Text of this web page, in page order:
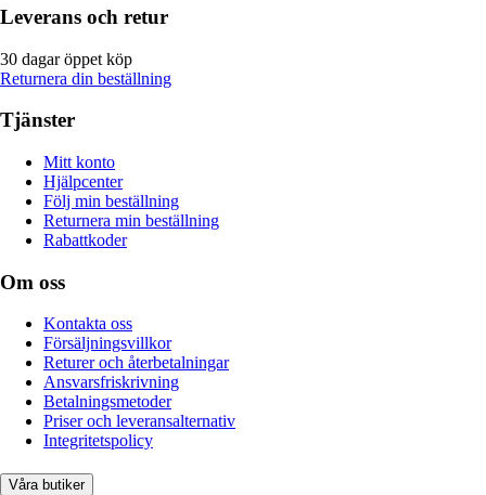
Leverans och retur
30 dagar öppet köp
Returnera din beställning
Tjänster
Mitt konto
Hjälpcenter
Följ min beställning
Returnera min beställning
Rabattkoder
Om oss
Kontakta oss
Försäljningsvillkor
Returer och återbetalningar
Ansvarsfriskrivning
Betalningsmetoder
Priser och leveransalternativ
Integritetspolicy
Våra butiker